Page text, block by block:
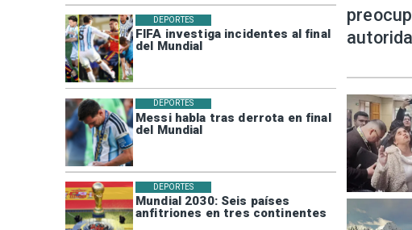
FIFA investiga incidentes al final
del Mundial
DEPORTES
Messi habla tras derrota en final
del Mundial
DEPORTES
Mundial 2030: Seis países
anfitriones en tres continentes
DEPORTES